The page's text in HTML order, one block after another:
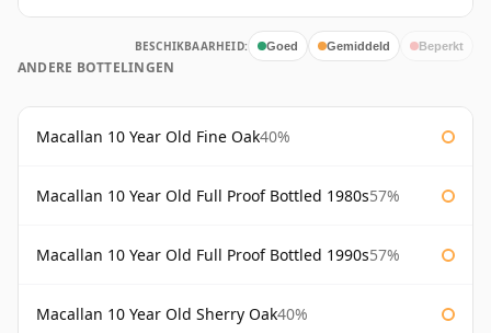
BESCHIKBAARHEID: Goed Gemiddeld Beperkt
ANDERE BOTTELINGEN
Macallan 10 Year Old Fine Oak40%
Macallan 10 Year Old Full Proof Bottled 1980s57%
Macallan 10 Year Old Full Proof Bottled 1990s57%
Macallan 10 Year Old Sherry Oak40%